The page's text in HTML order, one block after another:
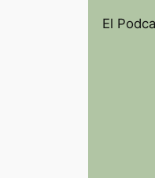
El